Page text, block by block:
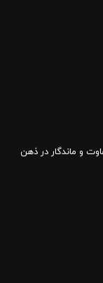
و ماندگار در ذهن